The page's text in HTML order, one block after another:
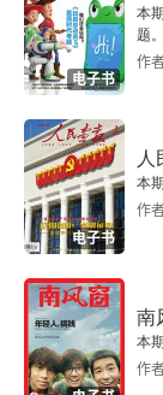
电子书
本
题。
作
电子书
人
本
作
南
本
作